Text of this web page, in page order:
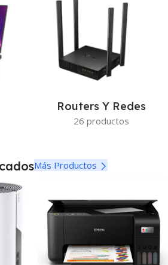
Routers Y Redes
26 productos
Más Productos